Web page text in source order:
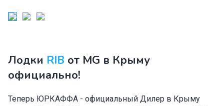
Лодки RIB от MG в Крыму
официально!
Теперь ЮРКАФФА - официальный Дилер в Крыму